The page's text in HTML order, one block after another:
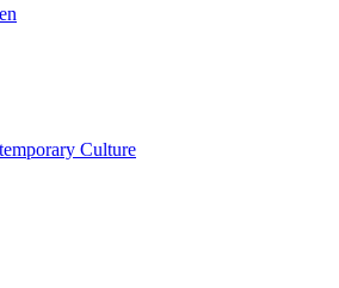
Culture